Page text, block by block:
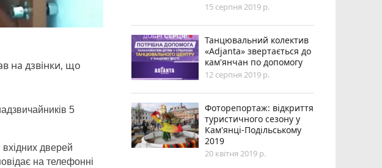
на дзвінки, що
5
вхідних дверей
на телефонні
15 серпня 2019 р.
Танцювальний колектив
«Adjanta» звертається до
кам'янчан по допомогу
12 серпня 2019 р.
Фоторепортаж: відкриття
туристичного сезону у
Кам'янці-Подільському
2019
20 квітня 2019 р.